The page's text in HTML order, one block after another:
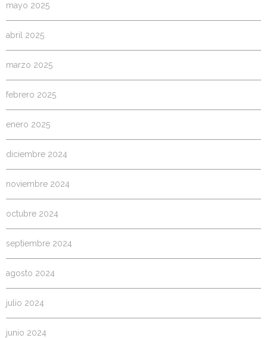
mayo 2025
abril 2025
marzo 2025
febrero 2025
enero 2025
diciembre 2024
noviembre 2024
octubre 2024
septiembre 2024
agosto 2024
julio 2024
junio 2024